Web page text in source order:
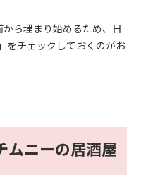
ら埋まり始めるため、日
をチェックしておくのがお
ムニーの居酒屋